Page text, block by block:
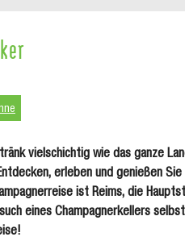
vielschichtig wie das ganze
erleben und genießen
ist Reims, die
eines Champagnerkellers